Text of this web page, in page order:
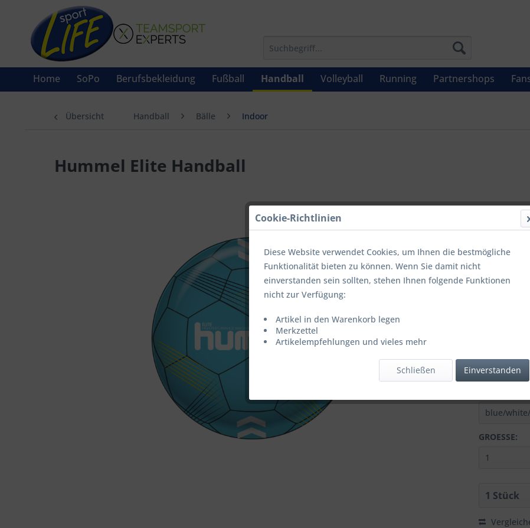
Home SoPo Berufsbekleidung Fußball Handball Volleyball Running Partnershops
Übersicht Handball Bälle Indoor
Hummel Elite Handball
UVP: 44,95 €
bis9
ab10
Letzter
Lieferzeit
GROESSE:
Cookie-Richtlinien
Diese Website verwendet Cookies, um Ihnen die bestmögliche
Funktionalität bieten zu können. Wenn Sie damit nicht
einverstanden sein sollten, stehen Ihnen folgende Funktionen
nicht zur Verfügung:
Artikel in den Warenkorb legen
Merkzettel
Artikelempfehlungen und vieles mehr
Einverstanden
Schließen